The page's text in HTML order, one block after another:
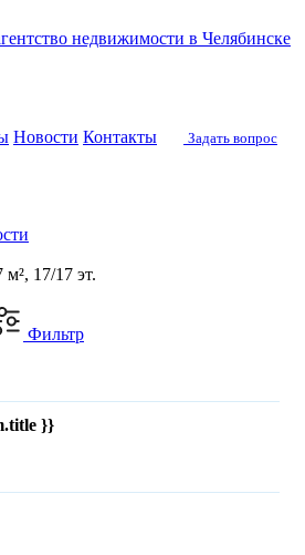
недвижимости в Челябинске
Новости Контакты
Задать вопрос
м², 17/17 эт.
Фильтр
}}